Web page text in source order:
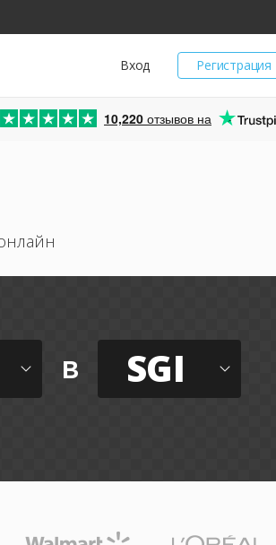
Регистрация
Вход
10,220 отзывов на
в SGI